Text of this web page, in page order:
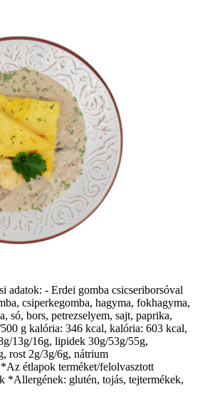
adatok: - Erdei gomba csicseriborsóval
csiperkegomba, hagyma, fokhagyma,
só, bors, petrezselyem, sajt, paprika,
g kalória: 346 kcal, kalória: 603 kcal,
13g/16g, lipidek 30g/53g/55g,
rost 2g/3g/6g, nátrium
étlapok terméket/felolvasztott
*Allergének: glutén, tojás, tejtermékek,